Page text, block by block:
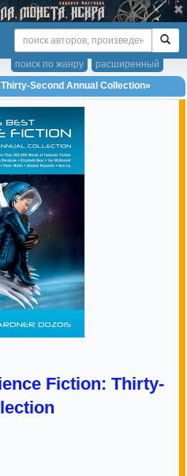
расширенный
поиск по жанру
Second Annual Collection»
Fiction: Thirty-